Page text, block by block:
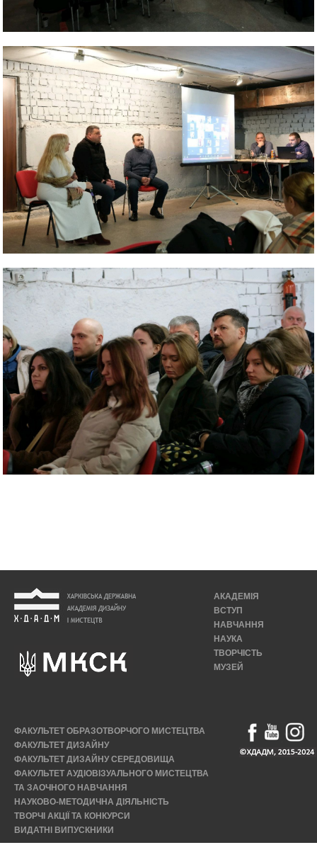
АКАДЕМІЯ
ВСТУП
НАВЧАННЯ
НАУКА
ТВОРЧІСТЬ
МУЗЕЙ
ФАКУЛЬТЕТ ОБРАЗОТВОРЧОГО МИСТЕЦТВА
ФАКУЛЬТЕТ ДИЗАЙНУ
ФАКУЛЬТЕТ ДИЗАЙНУ СЕРЕДОВИЩА
ФАКУЛЬТЕТ АУДІОВІЗУАЛЬНОГО МИСТЕЦТВА
ТА ЗАОЧНОГО НАВЧАННЯ
НАУКОВО-МЕТОДИЧНА ДІЯЛЬНІСТЬ
ТВОРЧІ АКЦІЇ ТА КОНКУРСИ
ВИДАТНІ ВИПУСКНИКИ